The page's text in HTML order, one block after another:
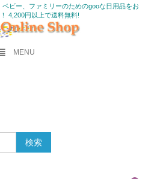
ビー、ファミリーのためのgooな日用品をお
4,200円以上で送料無料!
MENU